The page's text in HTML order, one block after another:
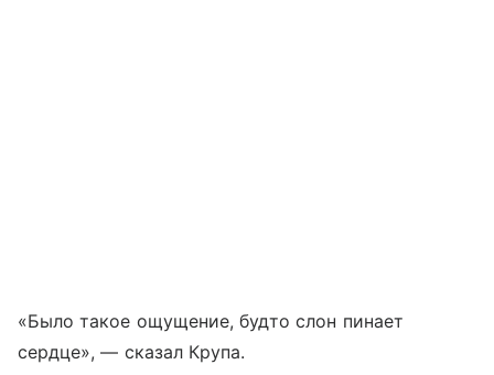
«Было такое ощущение, будто слон пинает
сердце», — сказал Крупа.